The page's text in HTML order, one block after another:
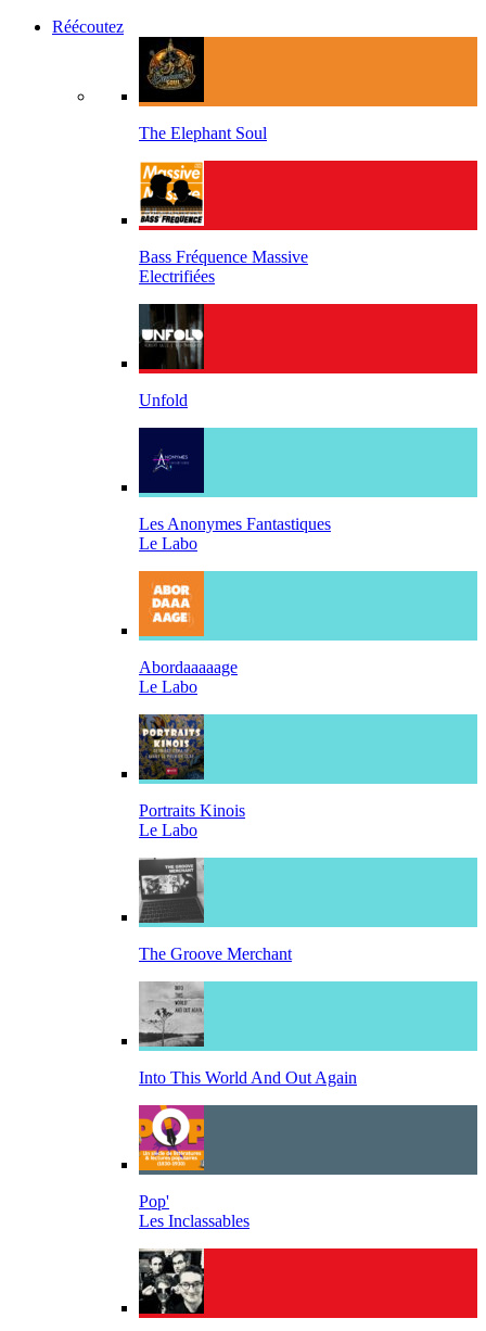
Réécoutez
The Elephant Soul
Bass Fréquence Massive
Electrifiées
Unfold
Les Anonymes Fantastiques
Le Labo
Abordaaaaage
Le Labo
Portraits Kinois
Le Labo
The Groove Merchant
Into This World And Out Again
Pop'
Les Inclassables